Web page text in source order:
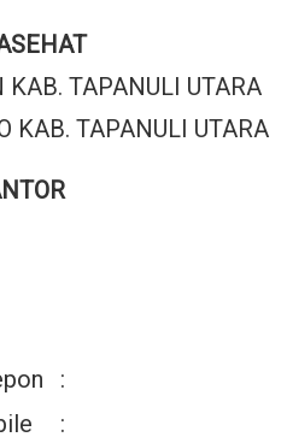
TAPANULI UTARA
KAB. TAPANULI UTARA
:
: